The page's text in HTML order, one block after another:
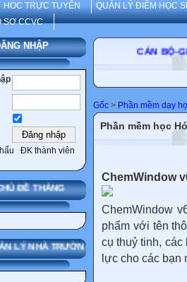
HOC TRỰC TUYẾN
QUẢN LÝ ĐIỂM HỌC
SƠ CCVC
NHẬP
ĐK thành viên
CHỦ ĐỀ THÁNG
QUẢN LÝ NHÀ TRƯỜNG
CÁN
Gốc > Phần mềm dạy
Phần mềm học
ChemWindow
ChemWindow
phẩm với tên
cụ thuỷ tinh, các
lực cho các bạn